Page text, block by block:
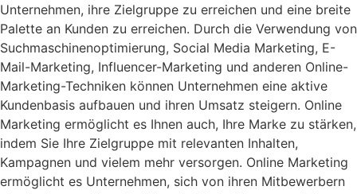
Unternehmen, ihre Zielgruppe zu erreichen und eine breite
Palette an Kunden zu erreichen. Durch die Verwendung von
Suchmaschinenoptimierung, Social Media Marketing, E-
Mail-Marketing, Influencer-Marketing und anderen Online-
Marketing-Techniken können Unternehmen eine aktive
Kundenbasis aufbauen und ihren Umsatz steigern. Online
Marketing ermöglicht es Ihnen auch, Ihre Marke zu stärken,
indem Sie Ihre Zielgruppe mit relevanten Inhalten,
Kampagnen und vielem mehr versorgen. Online Marketing
ermöglicht es Unternehmen, sich von ihren Mitbewerbern